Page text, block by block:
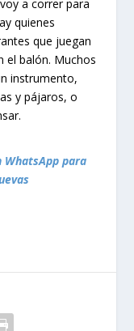
a correr para
quienes
que juegan
el balón. Muchos
instrumento,
y pájaros, o
WhatsApp para